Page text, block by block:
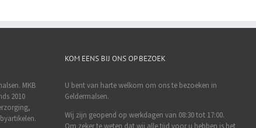
MKB
2010
KOM EENS BIJ ONS OP BEZOEK
U bent van harte welkom om ons te bezoeken in
Geldermalsen.
Wij zijn geopend op werkdagen van 08:30 tot 17:00.